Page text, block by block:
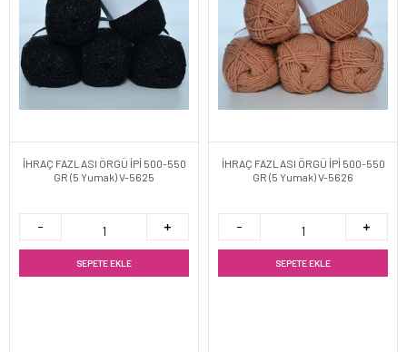
İHRAÇ FAZLASI ÖRGÜ İPİ 500-550
GR (5 Yumak) V-5625
SEPETE EKLE
İHRAÇ FAZLASI ÖRGÜ İPİ 500-550
GR (5 Yumak) V-5626
SEPETE EKLE